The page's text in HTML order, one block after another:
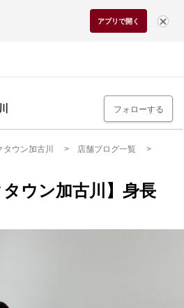
アプリで開く
フォローする
ウン加古川
店舗ブログ一覧
タウン加古川】身長